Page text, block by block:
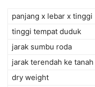
panjang x lebar x tinggi
tinggi tempat duduk
jarak sumbu roda
jarak terendah ke tanah
dry weight